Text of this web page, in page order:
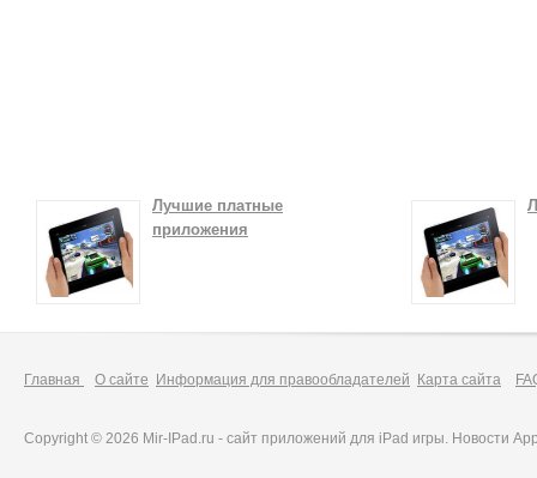
Лучшие платные
приложения
Главная О сайте Информация для правообладателей Карта сайта
Copyright © 2026 Mir-IPad.ru - сайт приложений для iPad игры. Новости